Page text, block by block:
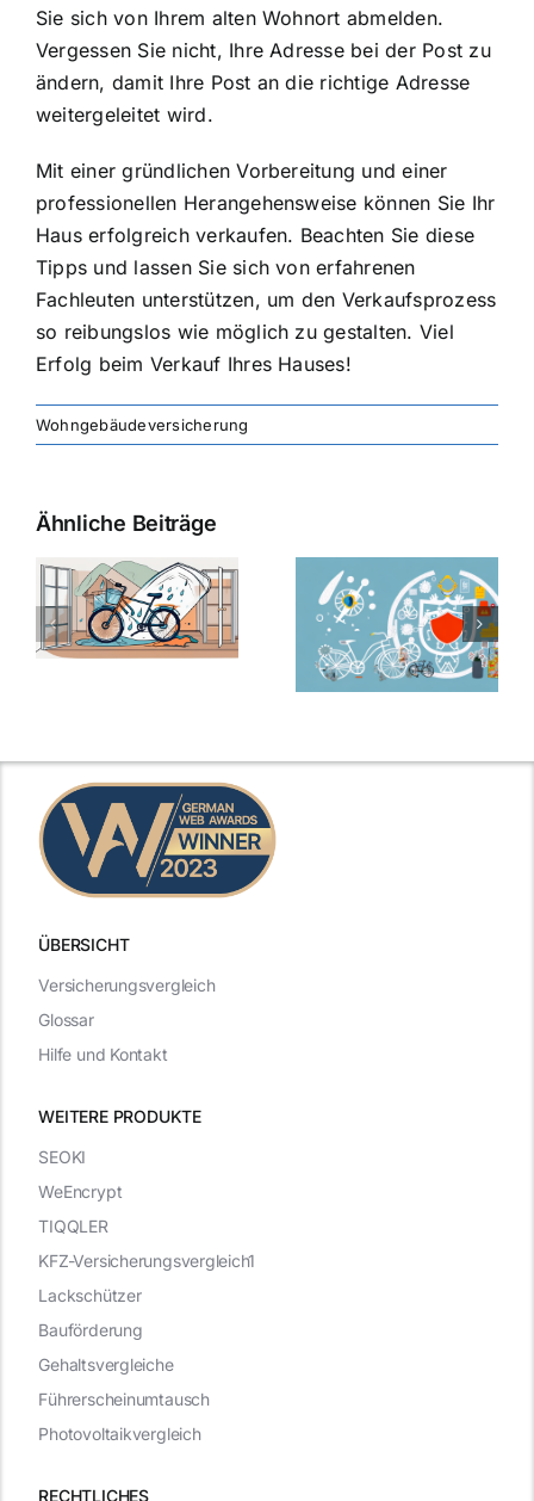
Sie sich von Ihrem alten Wohnort abmelden.
Vergessen Sie nicht, Ihre Adresse bei der Post zu
ändern, damit Ihre Post an die richtige Adresse
weitergeleitet wird.
Mit einer gründlichen Vorbereitung und einer
professionellen Herangehensweise können Sie Ihr
Haus erfolgreich verkaufen. Beachten Sie diese
Tipps und lassen Sie sich von erfahrenen
Fachleuten unterstützen, um den Verkaufsprozess
so reibungslos wie möglich zu gestalten. Viel
Erfolg beim Verkauf Ihres Hauses!
Wohngebäudeversicherung
Ähnliche Beiträge
ÜBERSICHT
WEITERE PRODUKTE
RECHTLICHES
Versicherungsvergleich
Glossar
Hilfe und Kontakt
SEOKI
WeEncrypt
TIQQLER
KFZ-Versicherungsvergleich1
Lackschützer
Bauförderung
Gehaltsvergleiche
Führerscheinumtausch
Photovoltaikvergleich